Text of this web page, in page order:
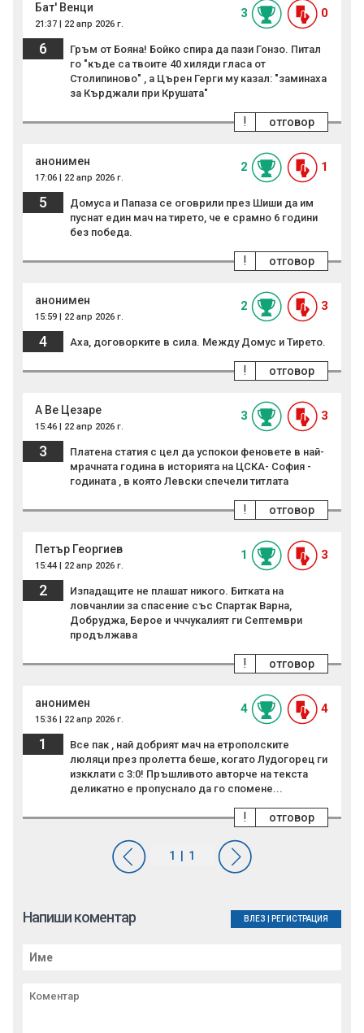
Бат' Венци
21:37 | 22 апр 2026 г.
3 0
6
Гръм от Бояна! Бойко спира да пази Гонзо. Питал
го "къде са твоите 40 хиляди гласа от
Столипиново" , а Църен Герги му казал: "заминаха
за Кърджали при Крушата"
отговор
!
анонимен
17:06 | 22 апр 2026 г.
2 1
5
Домуса и Папаза се оговрили през Шиши да им
пуснат един мач на тирето, че е срамно 6 години
без победа.
отговор
!
анонимен
15:59 | 22 апр 2026 г.
2 3
4 Аха, договорките в сила. Между Домус и Тирето.
отговор
!
А Ве Цезаре
15:46 | 22 апр 2026 г.
3 3
3
Платена статия с цел да успокои феновете в най-
мрачната година в историята на ЦСКА- София -
годината , в която Левски спечели титлата
отговор
!
Петър Георгиев
15:44 | 22 апр 2026 г.
1 3
2
Изпадащите не плашат никого. Битката на
ловчанлии за спасение със Спартак Варна,
Добруджа, Берое и чччукалият ги Септември
продължава
отговор
!
анонимен
15:36 | 22 апр 2026 г.
4 4
1
Все пак , най добрият мач на етрополските
люляци през пролетта беше, когато Лудогорец ги
изкклати с 3:0! Пръшливото авторче на текста
деликатно е пропуснало да го спомене...
отговор
!
Напиши коментар ВЛЕЗ РЕГИСТРАЦИЯ